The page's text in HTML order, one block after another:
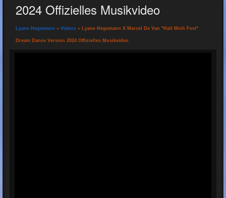
2024 Offizielles Musikvideo
Lyane Hegemann » Videos » Lyane Hegemann X Marcel De Van "Halt Mich Fest"
Dream Dance Version 2024 Offizielles Musikvideo